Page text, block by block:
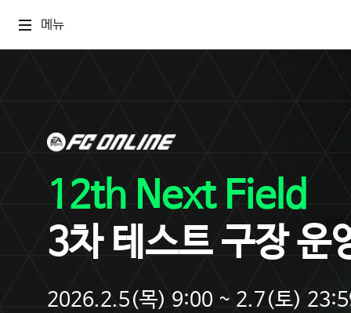
메뉴
12th Next Field
3차 테스트 구장 운
2026.2.5(목) 9:00 ~ 2.7(토)